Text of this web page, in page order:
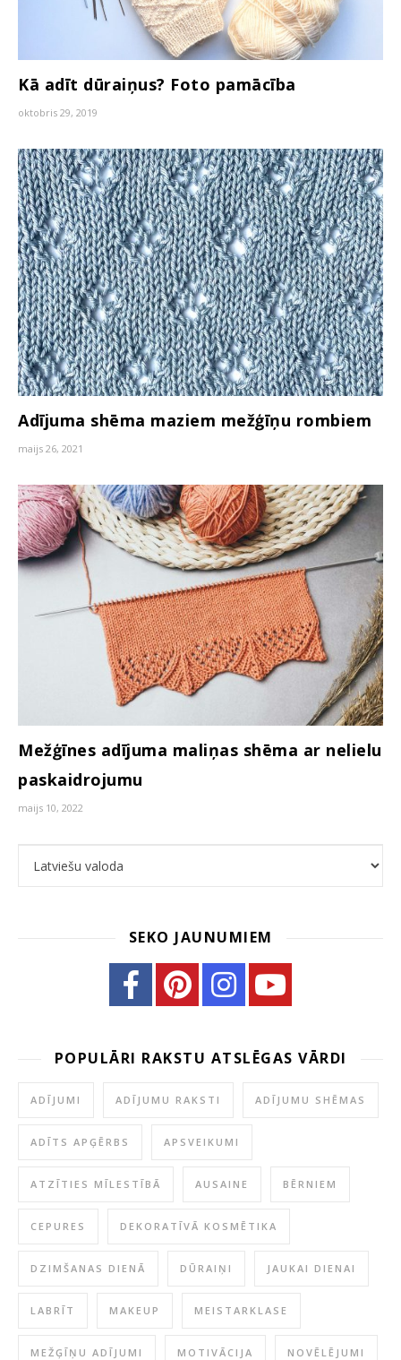
Kā adīt dūraiņus? Foto pamācība
oktobris 29, 2019
Adījuma shēma maziem mežģīņu rombiem
maijs 26, 2021
Mežģīnes adījuma maliņas shēma ar nelielu
paskaidrojumu
maijs 10, 2022
Choose a language
SEKO JAUNUMIEM
POPULĀRI RAKSTU ATSLĒGAS VĀRDI
ADĪJUMI ADĪJUMU RAKSTI ADĪJUMU SHĒMAS
ADĪTS APĢĒRBS APSVEIKUMI
ATZĪTIES MĪLESTĪBĀ AUSAINE BĒRNIEM
CEPURES DEKORATĪVĀ KOSMĒTIKA
DZIMŠANAS DIENĀ DŪRAIŅI JAUKAI DIENAI
LABRĪT MAKEUP MEISTARKLASE
MEŽĢĪŅU ADĪJUMI MOTIVĀCIJA NOVĒLĒJUMI